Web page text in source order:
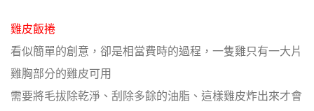
雞皮飯捲
看似簡單的創意，卻是相當費時的過程，一隻雞只有一大片
雞胸部分的雞皮可用
需要將毛拔除乾淨、刮除多餘的油脂、這樣雞皮炸出來才會